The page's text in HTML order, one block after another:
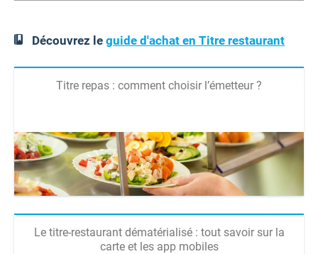
Découvrez leguide d'achat en Titre restaurant
Titre repas : comment choisir l’émetteur ?
Le titre-restaurant dématérialisé : tout savoir sur la
carte et les app mobiles